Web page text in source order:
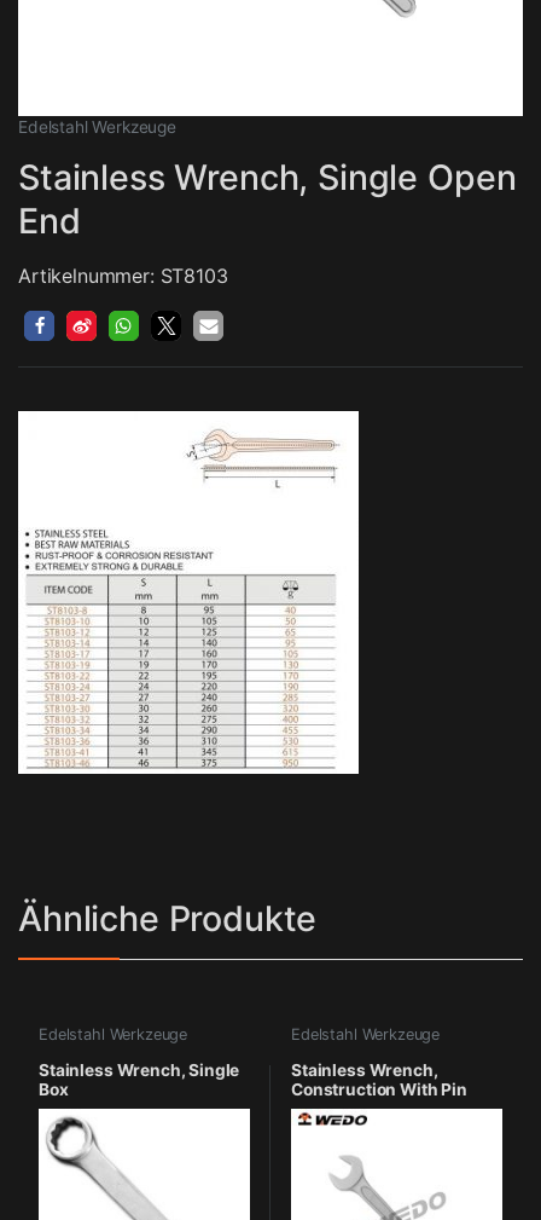
Edelstahl Werkzeuge
Stainless Wrench, Single Open
End
Artikelnummer: ST8103
Ähnliche Produkte
Edelstahl Werkzeuge
Stainless Wrench, Single
Box
Edelstahl Werkzeuge
Stainless Wrench,
Construction With Pin